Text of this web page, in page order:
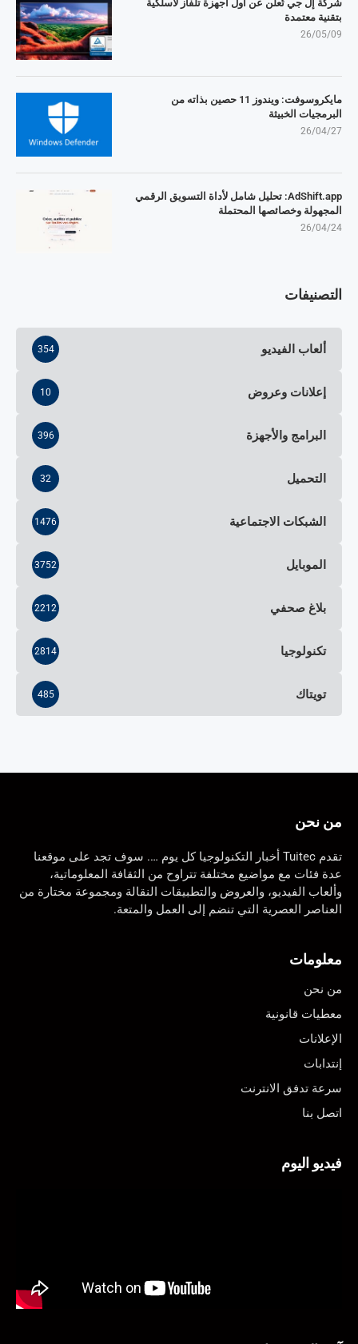
شركة إل جي تُعلن عن أول أجهزة تلفاز لاسلكية
بتقنية معتمدة
26/05/09
مايكروسوفت: ويندوز 11 حصين بذاته من
البرمجيات الخبيثة
26/04/27
AdShift.app: تحليل شامل لأداة التسويق الرقمي
المجهولة وخصائصها المحتملة
26/04/24
التصنيفات
ألعاب الفيديو 354
إعلانات وعروض 10
البرامج والأجهزة 396
التحميل 32
الشبكات الاجتماعية 1476
الموبايل 3752
بلاغ صحفي 2212
تكنولوجيا 2814
تويتاك 485
من نحن
تقدم Tuitec أخبار التكنولوجيا كل يوم …. سوف تجد على موقعنا
عدة فئات مع مواضيع مختلفة تتراوح من الثقافة المعلوماتية،
وألعاب الفيديو، والعروض والتطبيقات النقالة ومجموعة مختارة من
العناصر العصرية التي تنضم إلى العمل والمتعة.
معلومات
من نحن
معطيات قانونية
الإعلانات
إنتدابات
سرعة تدفق الانترنت
اتصل بنا
فيديو اليوم